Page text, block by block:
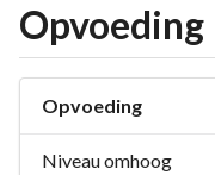
Opvoeding
Opvoeding
Niveau omhoog